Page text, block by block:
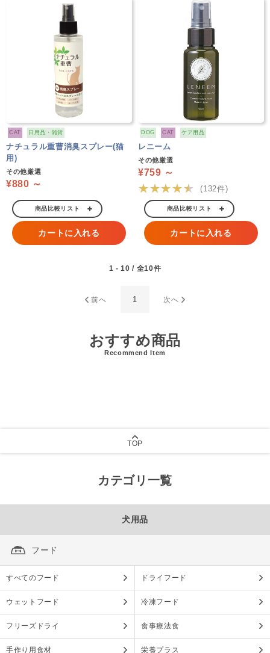
CAT 日用品・雑貨
ナチュラル重曹消臭スプレー(猫
用)
その他厳選
¥880 ～
商品比較リスト
カートに入れる
DOG CAT ケア用品
レニーム
その他厳選
¥759 ～
★★★★★ (132件)
商品比較リスト
カートに入れる
1 - 10 / 全10件
前へ 1 次へ
おすすめ商品
Recommend Item
TOP
カテゴリ一覧
犬用品
フード
すべてのフード ドライフード
ウェットフード 冷凍フード
フリーズドライ 食事療法食
手作り用食材 栄養プラス